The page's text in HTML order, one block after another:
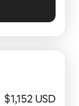
$1,152 USD